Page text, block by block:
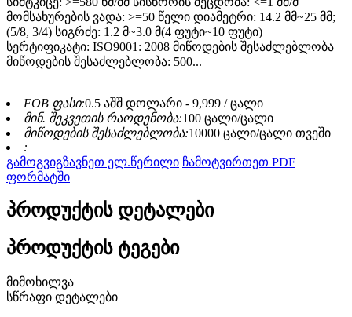
მომსახურების ვადა: >=50 წელი დიამეტრი: 14.2 მმ~25 მმ;
(5/8, 3/4) სიგრძე: 1.2 მ~3.0 მ(4 ფუტი~10 ფუტი)
სერტიფიკატი: ISO9001: 2008 მიწოდების შესაძლებლობა
მიწოდების შესაძლებლობა: 500...
FOB ფასი:0.5 აშშ დოლარი - 9,999 / ცალი
მინ. შეკვეთის რაოდენობა:100 ცალი/ცალი
მიწოდების შესაძლებლობა:10000 ცალი/ცალი თვეში
:
გამოგვიგზავნეთ ელ.წერილი ჩამოტვირთეთ PDF
ფორმატში
პროდუქტის დეტალები
პროდუქტის ტეგები
მიმოხილვა
სწრაფი დეტალები